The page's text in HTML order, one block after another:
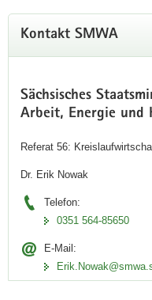
Kontakt SMWA
Sächsisches
Arbeit, Energie und
Referat 56:
Dr. Erik Nowak
Telefon:
0351 564-85650
E-Mail: